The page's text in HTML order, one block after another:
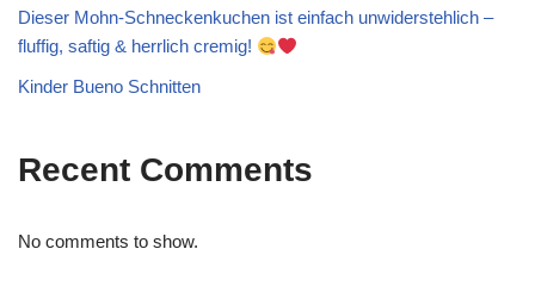
Dieser Mohn-Schneckenkuchen ist einfach unwiderstehlich –
fluffig, saftig & herrlich cremig!
Kinder Bueno Schnitten
Recent Comments
No comments to show.